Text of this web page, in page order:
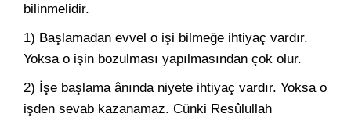
bilinmelidir.
1) Başlamadan evvel o işi bilmeğe ihtiyaç vardır.
Yoksa o işin bozulması yapılmasından çok olur.
2) İşe başlama ânında niyete ihtiyaç vardır. Yoksa o
işden sevab kazanamaz. Cünki Resûlullah